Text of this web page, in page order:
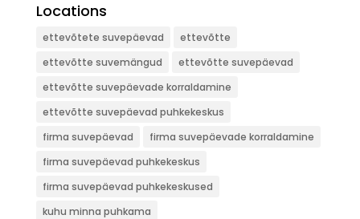
Locations
ettevõtete suvepäevad
ettevõtte
ettevõtte suvemängud
ettevõtte suvepäevad
ettevõtte suvepäevade korraldamine
ettevõtte suvepäevad puhkekeskus
firma suvepäevad
firma suvepäevade korraldamine
firma suvepäevad puhkekeskus
firma suvepäevad puhkekeskused
kuhu minna puhkama